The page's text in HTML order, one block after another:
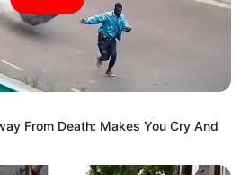
From Death: Makes You Cry And